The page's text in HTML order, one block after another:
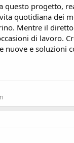
questo
quotidiana dei
Mentre il
di lavoro.
e soluzioni